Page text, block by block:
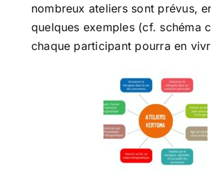
nombreux ateliers sont prévus,
quelques exemples (cf. schéma
chaque participant pourra en